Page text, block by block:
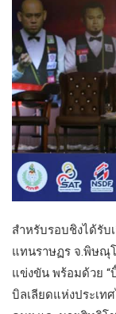
สำหรับรอบชิงได้รับ
แทนราษฏร จ.พิษณุ
แข่งขัน พร้อมด้วย “
บิลเลียดแห่งประเท